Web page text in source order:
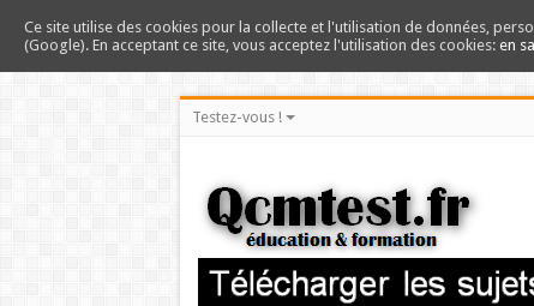
Testez-vous !
Ce site utilise des cookies pour la collecte et l'utilisation de données,
(Google). En acceptant ce site, vous acceptez l'utilisation des cookies: en